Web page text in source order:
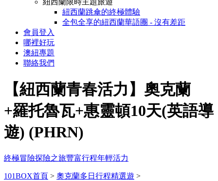
紐西蘭限時主題旅遊
紐西蘭跳傘的終極體驗
全包全享的紐西蘭華語團 - 沒有差距
會員登入
哪裡好玩
澳紐專題
聯絡我們
【紐西蘭青春活力】奧克蘭
+羅托魯瓦+惠靈頓10天(英語導
遊) (PHRN)
終極冒險探險之旅豐富行程年輕活力
101BOX首頁 > 奧克蘭多日行程精選遊 >